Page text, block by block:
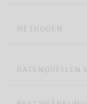
METHODEN
DATENQUELLEN